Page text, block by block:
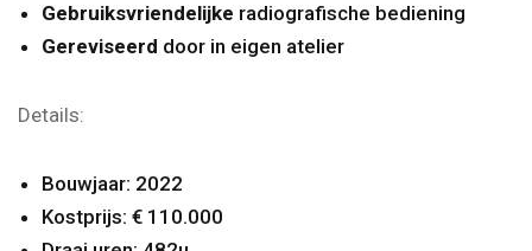
Gebruiksvriendelijke radiografische bediening
Gereviseerd door in eigen atelier
Details:
Bouwjaar: 2022
Kostprijs: € 110.000